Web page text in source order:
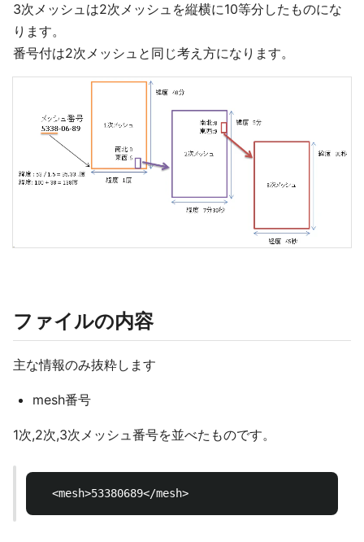
3次メッシュは2次メッシュを縦横に10等分したものにな
ります。
番号付は2次メッシュと同じ考え方になります。
ファイルの内容
主な情報のみ抜粋します
mesh番号
1次,2次,3次メッシュ番号を並べたものです。